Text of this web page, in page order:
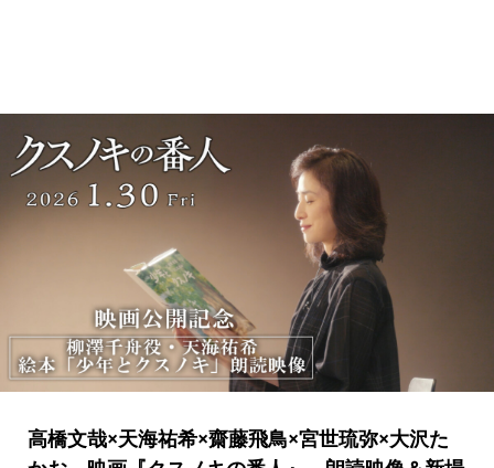
高橋文哉×天海祐希×齋藤飛鳥×宮世琉弥×大沢た